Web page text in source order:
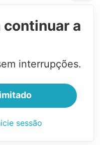
continuar a
interrupções.
sessão